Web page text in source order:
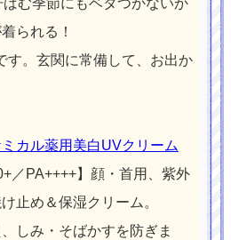
ばむ季節にもベタつかないか
られる！
す。玄関に常備して、お出か
カル薬用美白UVクリーム
／PA++++】顔・首用、紫外
止め＆保湿クリーム。
しみ・そばかすを防ぎま